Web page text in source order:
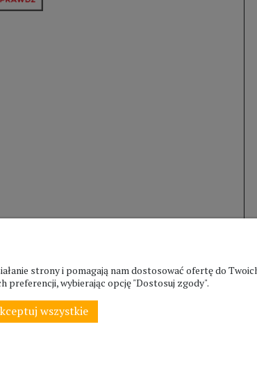
strony i pomagają nam dostosować ofertę do
wybierając opcję "Dostosuj zgody".
wszystkie